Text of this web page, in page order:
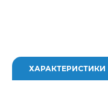
ХАРАКТЕРИСТИКИ